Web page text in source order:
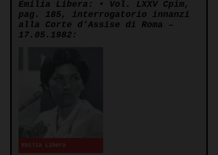
Emilia Libera: • Vol. LXXV Cpim,
pag. 185, interrogatorio innanzi
alla Corte d’Assise di Roma –
17.05.1982:
Emilia Libera